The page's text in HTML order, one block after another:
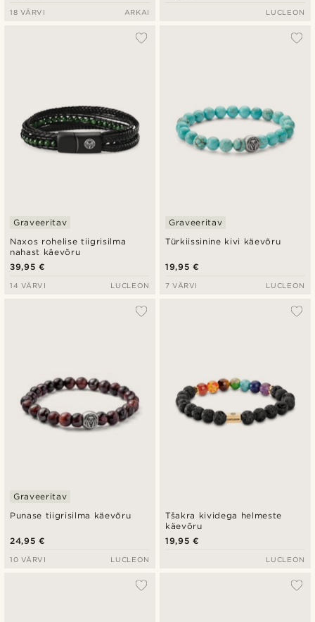
18 VÄRVI ARKAI LUCLEON
Naxos rohelise tiigrisilma
nahast käevõru
Graveeritav
39,95 €
14 VÄRVI LUCLEON
Türkiissinine kivi käevõru
Graveeritav
19,95 €
7 VÄRVI LUCLEON
Punase tiigrisilma käevõru
Graveeritav
24,95 €
10 VÄRVI LUCLEON
Tšakra kividega helmeste
käevõru
19,95 €
LUCLEON